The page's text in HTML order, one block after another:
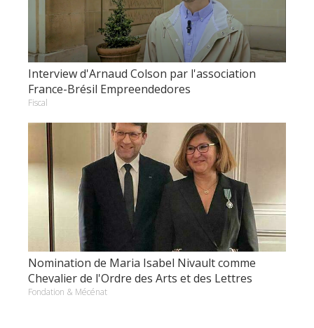
Interview d'Arnaud Colson par l'association
France-Brésil Empreendedores
Fiscal
Nomination de Maria Isabel Nivault comme
Chevalier de l'Ordre des Arts et des Lettres
Fondation & Mécénat